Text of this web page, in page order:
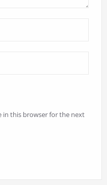
in this browser for the next